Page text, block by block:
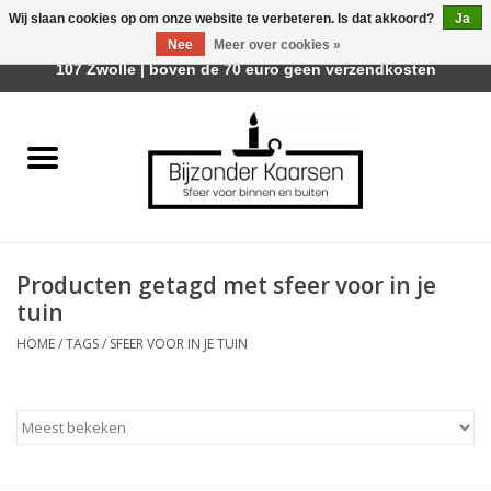
Räder Design Stories
Geurkaarsen
Tafelhaarden
Producten getagd met sfeer voor in je
tuin
HOME/TAGS/ SFEER VOOR IN JE TUIN
Wij slaan cookies op om onze website te verbeteren. Is dat akkoord?
Ja
Nee
Meer over cookies »
Afhalen is mogelijk bij Trotz Woon & Cadeau | Belvederelaan
107 Zwolle | boven de 70 euro geen verzendkosten